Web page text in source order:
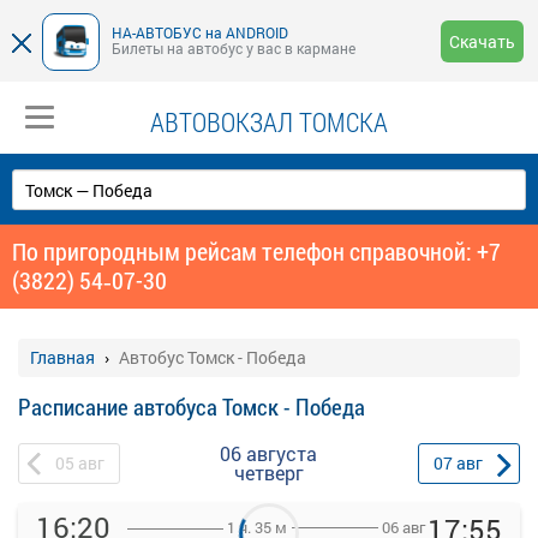
НА-АВТОБУС на ANDROID
Билеты на автобус у вас в кармане
Скачать
АВТОВОКЗАЛ ТОМСКА
По пригородным рейсам телефон справочной: +7
(3822) 54‑07-30
Главная Автобус Томск - Победа
Расписание автобуса Томск - Победа
05 авг 06 августа
четверг 07авг
16:20 1 ч. 35 м 06 авг 17:55